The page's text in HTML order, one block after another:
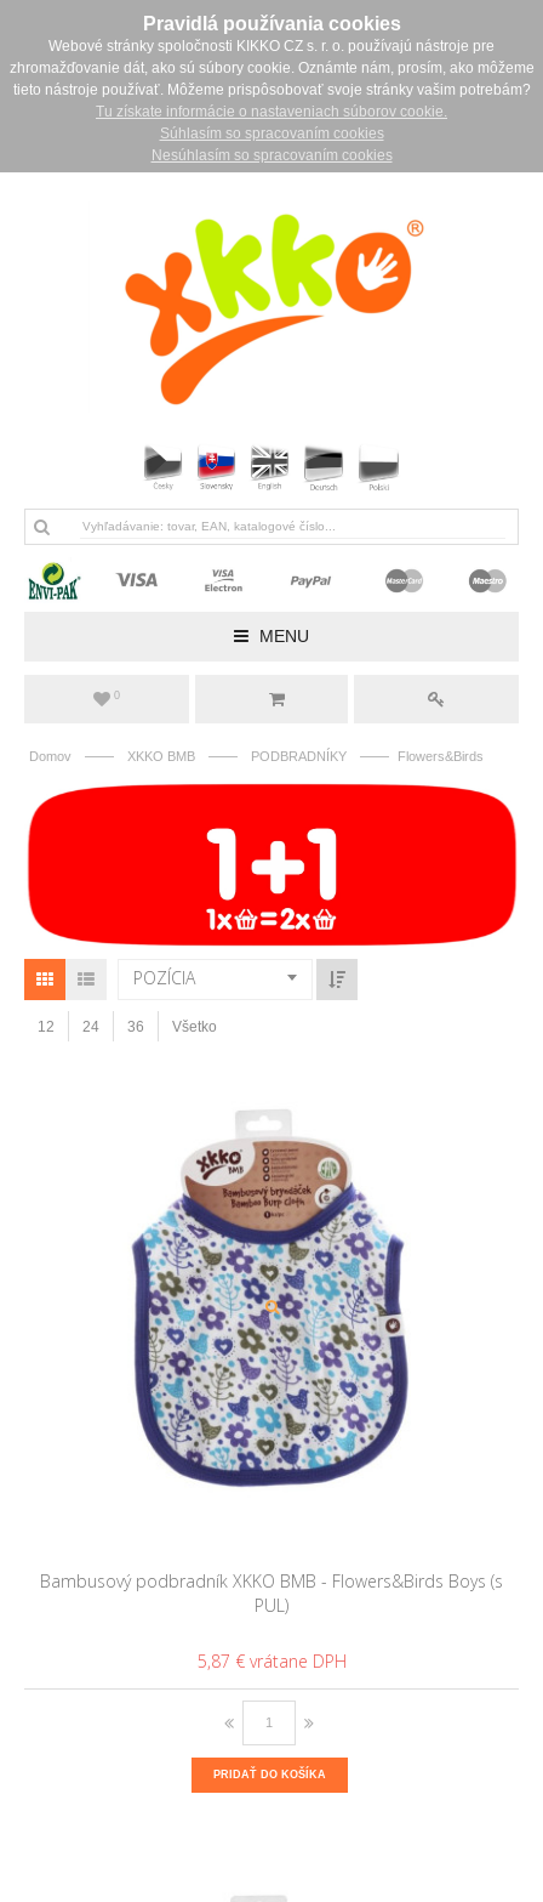
Pravidlá používania cookies
Webové stránky spoločnosti KIKKO CZ s. r. o. používajú nástroje pre
zhromažďovanie dát, ako sú súbory cookie. Oznámte nám, prosím, ako môžeme
tieto nástroje používať. Môžeme prispôsobovať svoje stránky vašim potrebám?
Tu získate informácie o nastaveniach súborov cookie.
Súhlasím so spracovaním cookies
Nesúhlasím so spracovaním cookies
MENU
0
Domov —— XKKO BMB —— PODBRADNÍKY —— Flowers&Birds
POZÍCIA
12 24 36 Všetko
Bambusový podbradník XKKO BMB - Flowers&Birds Boys (s
PUL)
5,87 €
PRIDAŤ DO KOŠÍKA